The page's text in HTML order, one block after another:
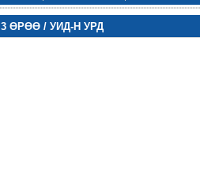
3 ӨРӨӨ / УИД-Н УРД